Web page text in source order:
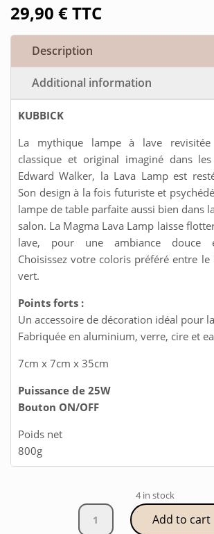
29,90 €TTC
Description
Additional information
KUBBICK
La mythique lampe à lave
classique et original imaginé dans
Edward Walker, la Lava Lamp est
Son design à la fois futuriste et
lampe de table parfaite aussi bien dans
salon. La Magma Lava Lamp laisse
lave, pour une ambiance douce
Choisissez votre coloris préféré entre
vert.
Points forts :
Un accessoire de décoration idéal pour
Fabriquée en aluminium, verre, cire et
7cm x 7cm x 35cm
Puissance de 25W
Bouton ON/OFF
Poids net
800g
4 in stock
Lampe
Magma
Add to cart